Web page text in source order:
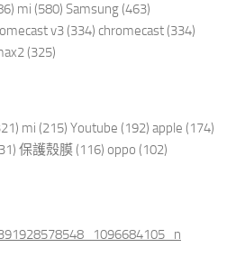
mi (580) Samsung (463)
v3 (334) chromecast (334)
(325)
mi (215) Youtube (192) apple (174)
保護殼膜 (116) oppo (102)